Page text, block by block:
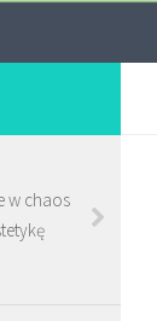
w chaos